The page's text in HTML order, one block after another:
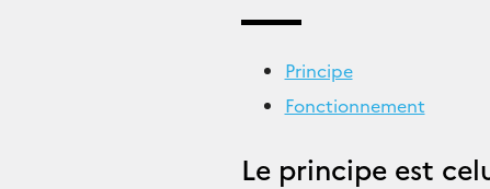
Principe
Fonctionnement
Le principe est